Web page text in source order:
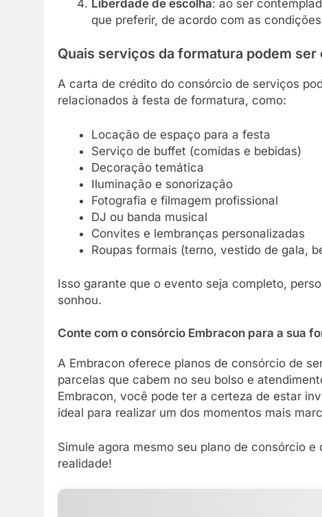
Liberdade de escolha: ao ser
que preferir, de acordo com as
Quais serviços da formatura podem
A carta de crédito do consórcio de serviços
relacionados à festa de formatura, como:
Locação de espaço para a festa
Serviço de buffet (comidas e bebidas)
Decoração temática
Iluminação e sonorização
Fotografia e filmagem profissional
DJ ou banda musical
Convites e lembranças personalizadas
Roupas formais (terno, vestido de gala,
Isso garante que o evento seja completo,
sonhou.
Conte com o consórcio Embracon para a sua
A Embracon oferece planos de consórcio de
parcelas que cabem no seu bolso e
Embracon, você pode ter a certeza de estar
ideal para realizar um dos momentos mais
Simule agora mesmo seu plano de consórcio
realidade!